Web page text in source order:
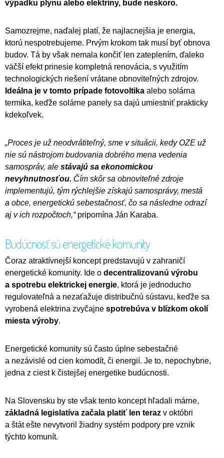
výpadku plynu alebo elektriny, bude neskoro.
Samozrejme, naďalej platí, že najlacnejšia je energia,
ktorú nespotrebujeme. Prvým krokom tak musí byť obnova
budov. Tá by však nemala končiť len zateplením, ďaleko
väčší efekt prinesie kompletná renovácia, s využitím
technologických riešení vrátane obnoviteľných zdrojov.
Ideálna je v tomto prípade fotovoltika alebo solárna
termika, keďže solárne panely sa dajú umiestniť prakticky
kdekoľvek.
„Proces je už neodvrátiteľný, sme v situácii, kedy OZE už
nie sú nástrojom budovania dobrého mena vedenia
samospráv, ale stávajú sa ekonomickou
nevyhnutnosťou. Čím skôr sa obnoviteľné zdroje
implementujú, tým rýchlejšie získajú samosprávy, mestá
a obce, energetickú sebestačnosť, čo sa následne odrazí
aj v ich rozpočtoch,“pripomína Ján Karaba.
Budúcnosť sú energetické komunity
Čoraz atraktívnejší koncept predstavujú v zahraničí
energetické komunity. Ide o decentralizovanú výrobu
a spotrebu elektrickej energie, ktorá je jednoducho
regulovateľná a nezaťažuje distribučnú sústavu, keďže sa
vyrobená elektrina zvyčajne spotrebúva v blízkom okolí
miesta výroby.
Energetické komunity sú často úplne sebestačné
a nezávislé od cien komodít, či energií. Je to, nepochybne,
jedna z ciest k čistejšej energetike budúcnosti.
Na Slovensku by ste však tento koncept hľadali márne,
základná legislatíva začala platiť len teraz v októbri
a štát ešte nevytvoril žiadny systém podpory pre vznik
týchto komunít.